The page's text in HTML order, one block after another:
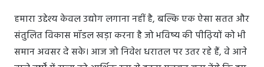
हमारा उद्देश्य केवल उद्योग लगाना नहीं है, बल्कि एक ऐसा सतत और
संतुलित विकास मॉडल खड़ा करना है जो भविष्य की पीढ़ियों को भी
समान अवसर दे सके। आज जो निवेश धरातल पर उतर रहे हैं, वे आने